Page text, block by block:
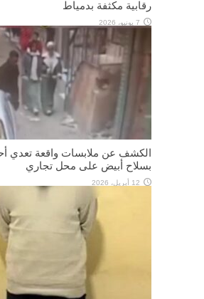
رقابية مكثفة بدمياط
7 يونيو، 2026
الكشف عن ملابسات واقعة تعدي
بسلاح أبيض على محل تجاري
12 أبريل، 2026